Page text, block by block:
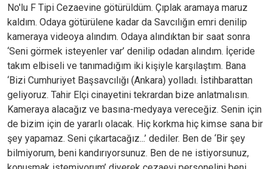
No'lu F Tipi Cezaevine götürüldüm. Çıplak aramaya maruz
kaldım. Odaya götürülene kadar da Savcılığın emri denilip
kameraya videoya alındım. Odaya alındıktan bir saat sonra
‘Seni görmek isteyenler var’ denilip odadan alındım. İçeride
takım elbiseli ve tanımadığım iki kişiyle karşılaştım. Bana
‘Bizi Cumhuriyet Başsavcılığı (Ankara) yolladı. İstihbarattan
geliyoruz. Tahir Elçi cinayetini tekrardan bize anlatmalısın.
Kameraya alacağız ve basına-medyaya vereceğiz. Senin için
de bizim için de yararlı olacak. Hiç korkma hiç kimse sana bir
şey yapamaz. Seni çıkartacağız...’ dediler. Ben de ‘Bir şey
bilmiyorum, beni kandırıyorsunuz. Ben de ne istiyorsunuz,